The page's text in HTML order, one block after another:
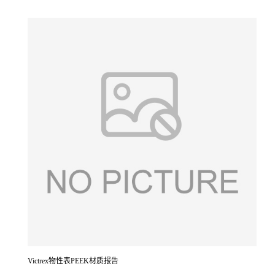
Victrex物性表PEEK材质报告